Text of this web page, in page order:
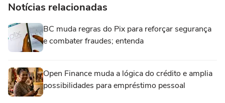
Notícias relacionadas
BC muda regras do Pix para reforçar segurança
e combater fraudes; entenda
Open Finance muda a lógica do crédito e amplia
possibilidades para empréstimo pessoal